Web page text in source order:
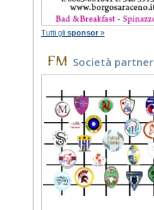
Tutti gli sponsor »
Società partner